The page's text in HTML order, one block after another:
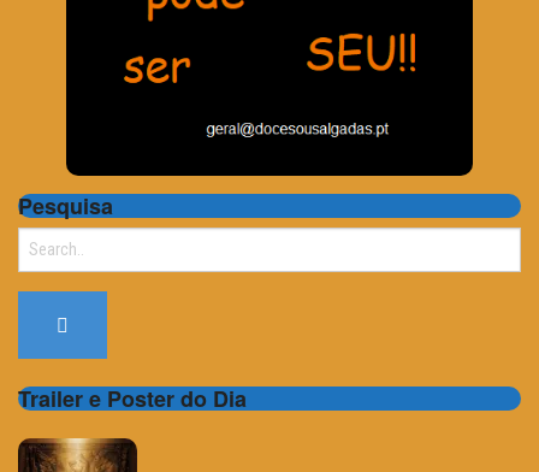
Pesquisa
Search
Trailer e Poster do Dia